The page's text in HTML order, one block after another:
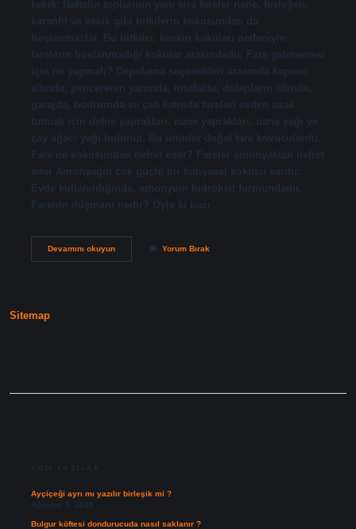
kekik: Naftalin toplarının yanı sıra fareler nane, fesleğen,
karanfil ve kekik gibi bitkilerin kokusundan da
hoşlanmazlar. Bu bitkiler, keskin kokuları nedeniyle
farelerin hoşlanmadığı kokular arasındadır. Fare gelmemesi
için ne yapmalı? Depolama seçenekleri arasında kapının
altında, pencerenin yanında, mutfakta, dolapların altında,
garajda, bodrumda ve çatı katında fareleri evden uzak
tutmak için defne yaprakları, nane yaprakları, nane yağı ve
çay ağacı yağı bulunur. Bu ürünler doğal fare kovuculardır.
Fare ne kokusundan nefret eder? Fareler amonyaktan nefret
eder Amonyağın çok güçlü bir kimyasal kokusu vardır.
Evde kullanıldığında, amonyum hidroksit formundadır.
Farenin düşmanı nedir? Öyle ki bazı…
Devamını okuyunFare
Yorum Bırak
Sitemap
SON YAZILAR
Ayçiçeği ayrı mı yazılır birleşik mi ?
Ağustos 5, 2026
Bulgur köftesi dondurucuda nasıl saklanır ?